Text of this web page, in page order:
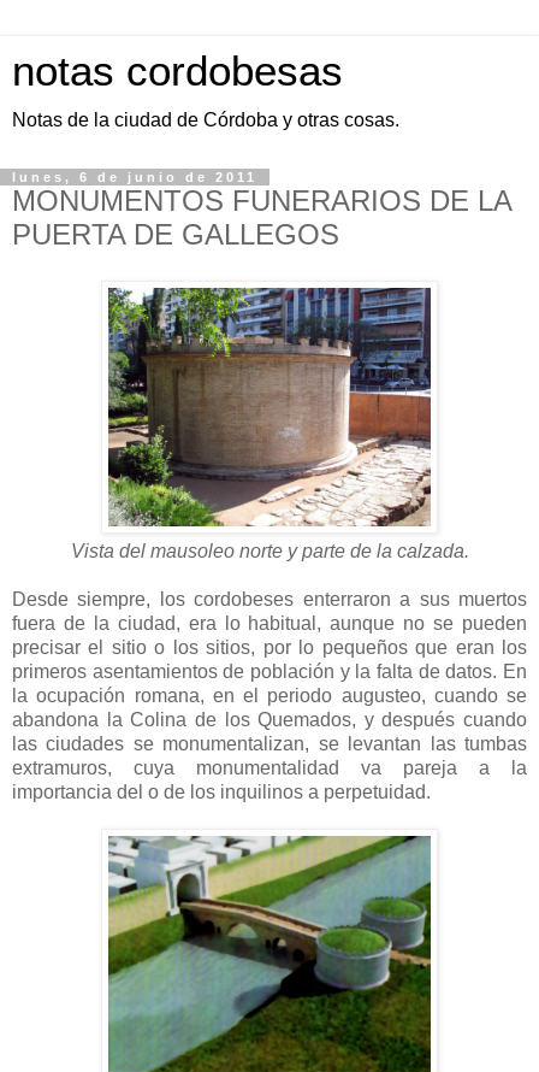
notas cordobesas
Notas de la ciudad de Córdoba y otras cosas.
lunes, 6 de junio de 2011
MONUMENTOS FUNERARIOS DE LA
PUERTA DE GALLEGOS
Vista del mausoleo norte y parte de la calzada.
Desde siempre, los cordobeses enterraron a sus muertos
fuera de la ciudad, era lo habitual, aunque no se pueden
precisar el sitio o los sitios, por lo pequeños que eran los
primeros asentamientos de población y la falta de datos. En
la ocupación romana, en el periodo augusteo, cuando se
abandona la Colina de los Quemados, y después cuando
las ciudades se monumentalizan, se levantan las tumbas
extramuros, cuya monumentalidad va pareja a la
importancia del o de los inquilinos a perpetuidad.